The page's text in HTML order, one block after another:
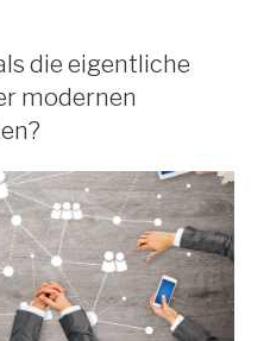
die eigentliche
modernen